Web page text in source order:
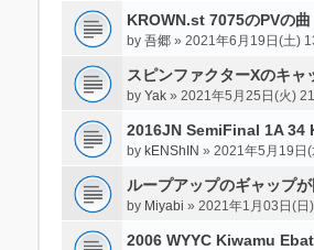
KROWN.st 7075のPVの曲
by 吾郷» 2021年6月19日(土)
スピンファクターXのキャ
by Yak» 2021年5月25日(火)
2016JN SemiFinal 1A 34
by kENShIN » 2021年5月19日
ループアップのギャップ
by Miyabi » 2021年1月03日(日
2006 WYYC Kiwamu